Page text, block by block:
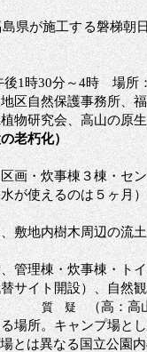
県が施工する磐梯朝
後1時30分～4時 場
区自然保護事務所、
物研究会、高山の原
老朽化）
画・炊事棟３棟・セ
が使えるのは５ヶ月）
敷地内樹木周辺の流
管理棟・炊事棟・ト
サイト開設）、自然
質 疑
（高：高
場所。キャンプ場と
とは異なる国立公園